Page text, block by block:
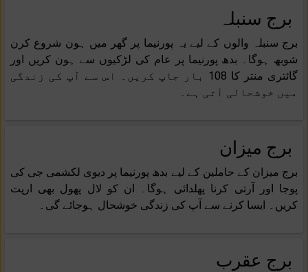
برج سنبلہ
برج سنبلہ والوں کے لیے یہ پورنیما پر گھر میں ہون شروع کرن
شوبھ ہوگا۔ بدھ پورنیما پر عام کی لڑکیوں سے ہون کریں اور
گائتری منتر کا 108 بار جاپ کریں۔ اس سے آپ کی زندگی
میں خوشحالی آتی ہے۔
برج میزان
برج میزان کے حاملین کے لیے بدھ پورنیما پر دیوی لکشمی جی کی
پوجا اور آرتی کرنا پھلدائی ہوگا۔ ان کو لال پھول بھی ارپت
کریں۔ ایسا کرنے سے آپ کی زندگی خوشحال ہوجائے گی۔
برج عقرب